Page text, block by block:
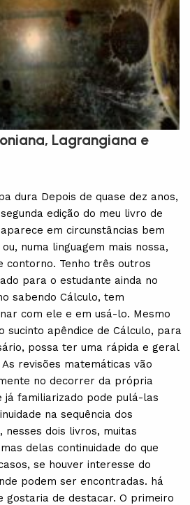
Lagrangiana e
dura Depois de quase dez anos,
edição do meu livro de
em circunstâncias bem
numa linguagem mais nossa,
contorno. Tenho três outros
para o estudante ainda no
sabendo Cálculo, tem
com ele e em usá-lo. Mesmo
sucinto apêndice de Cálculo, para
possa ter uma rápida e geral
revisões matemáticas vão
no decorrer da própria
já familiarizado pode pulá-las
na sequência dos
nesses dois livros, muitas
delas continuidade do que
se houver interesse do
podem ser encontradas. há
gostaria de destacar. O primeiro